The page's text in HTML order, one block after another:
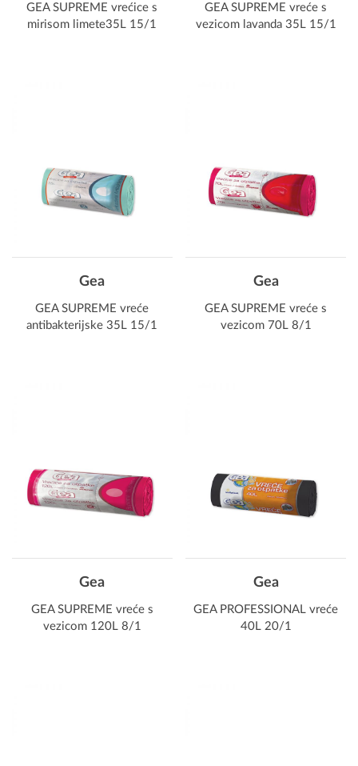
GEA SUPREME vrećice s
mirisom limete35L 15/1
GEA SUPREME vreće s
vezicom lavanda 35L 15/1
Gea
GEA SUPREME vreće
antibakterijske 35L 15/1
Gea
GEA SUPREME vreće s
vezicom 70L 8/1
Gea
GEA SUPREME vreće s
vezicom 120L 8/1
Gea
GEA PROFESSIONAL vreće
40L 20/1